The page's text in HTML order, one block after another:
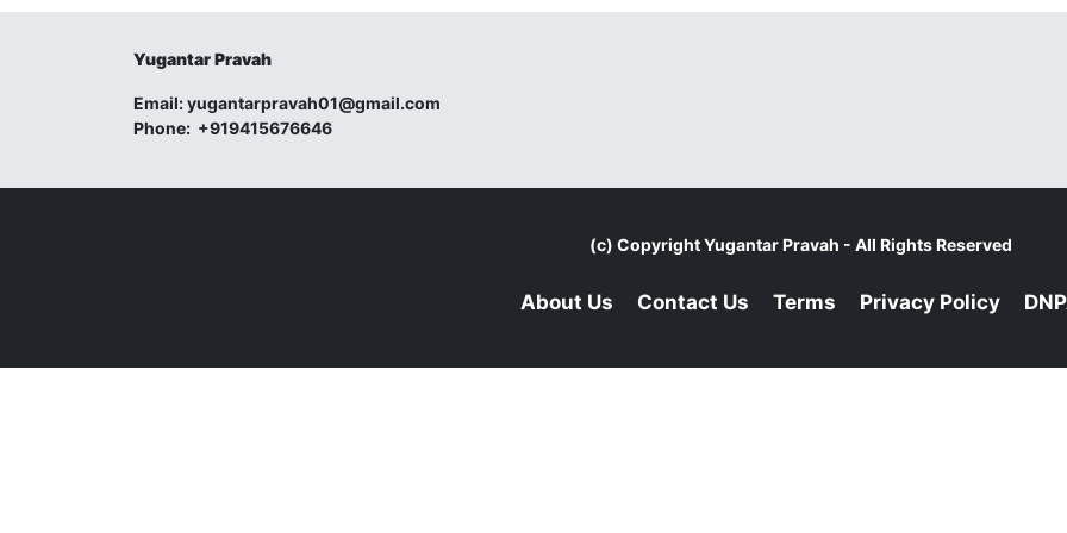
Yugantar Pravah
Email:yugantarpravah01@gmail.com
Phone: +919415676646
(c) CopyrightYugantar Pravah - All Rights Reserved
About Us Contact Us Terms Privacy Policy